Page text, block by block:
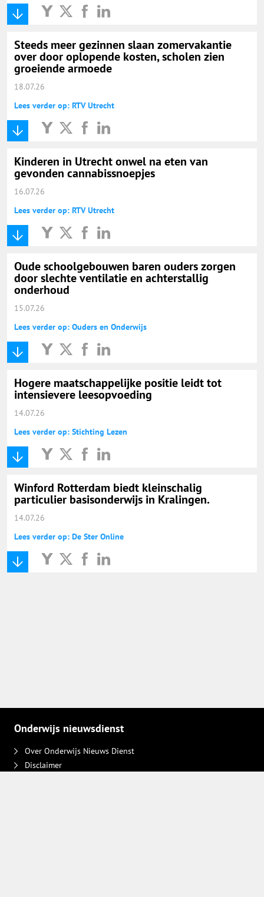
Steeds meer gezinnen slaan zomervakantie
over door oplopende kosten, scholen zien
groeiende armoede
18.07.26
Lees verder op: RTV Utrecht
Kinderen in Utrecht onwel na eten van
gevonden cannabissnoepjes
16.07.26
Lees verder op: RTV Utrecht
Oude schoolgebouwen baren ouders zorgen
door slechte ventilatie en achterstallig
onderhoud
15.07.26
Lees verder op: Ouders en Onderwijs
Hogere maatschappelijke positie leidt tot
intensievere leesopvoeding
14.07.26
Lees verder op: Stichting Lezen
Winford Rotterdam biedt kleinschalig
particulier basisonderwijs in Kralingen.
14.07.26
Lees verder op: De Ster Online
Onderwijs nieuwsdienst
Over Onderwijs Nieuws Dienst
Disclaimer